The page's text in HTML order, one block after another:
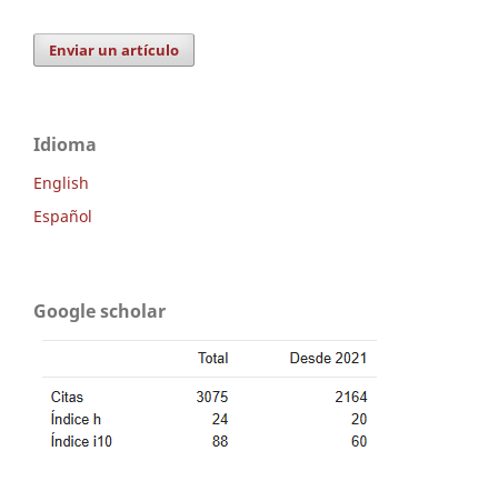
Enviar un artículo
Idioma
English
Español
Google scholar